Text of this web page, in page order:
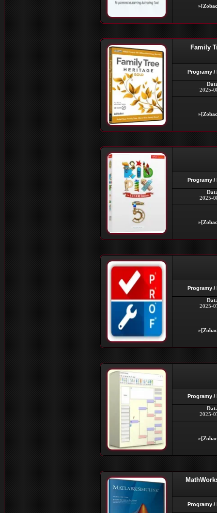
Family
Programy /
2025-
Programy /
2025-
Programy /
2025-
Programy /
2025-
Programy /